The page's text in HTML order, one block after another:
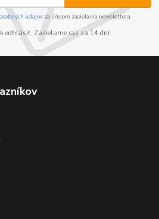
údajov za účelom zasielania newslettera.
odhlásiť. Zasielame raz za 14 dní.